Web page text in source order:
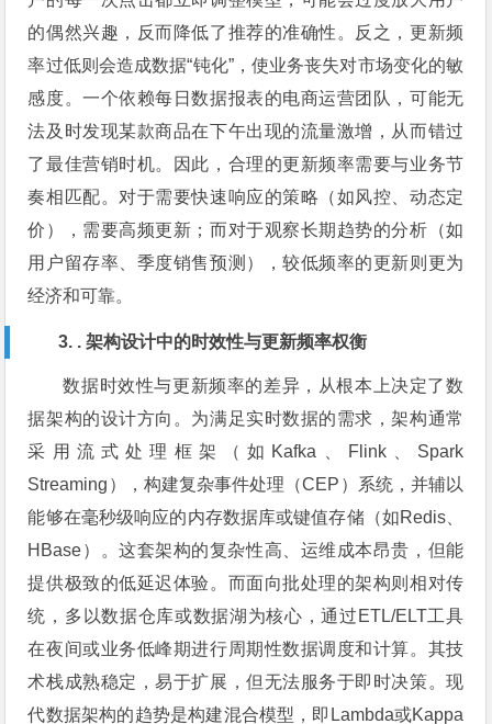
的偶然兴趣，反而降低了推荐的准确性。反之，更新频
率过低则会造成数据“钝化”，使业务丧失对市场变化的敏
感度。一个依赖每日数据报表的电商运营团队，可能无
法及时发现某款商品在下午出现的流量激增，从而错过
了最佳营销时机。因此，合理的更新频率需要与业务节
奏相匹配。对于需要快速响应的策略（如风控、动态定
价），需要高频更新；而对于观察长期趋势的分析（如
用户留存率、季度销售预测），较低频率的更新则更为
经济和可靠。
3. . 架构设计中的时效性与更新频率权衡
数据时效性与更新频率的差异，从根本上决定了数
据架构的设计方向。为满足实时数据的需求，架构通常
采用流式处理框架（如Kafka、Flink、Spark
Streaming），构建复杂事件处理（CEP）系统，并辅以
能够在毫秒级响应的内存数据库或键值存储（如Redis、
HBase）。这套架构的复杂性高、运维成本昂贵，但能
提供极致的低延迟体验。而面向批处理的架构则相对传
统，多以数据仓库或数据湖为核心，通过ETL/ELT工具
在夜间或业务低峰期进行周期性数据调度和计算。其技
术栈成熟稳定，易于扩展，但无法服务于即时决策。现
代数据架构的趋势是构建混合模型，即Lambda或Kappa